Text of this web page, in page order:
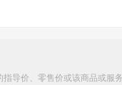
导价、零售价或该商品或